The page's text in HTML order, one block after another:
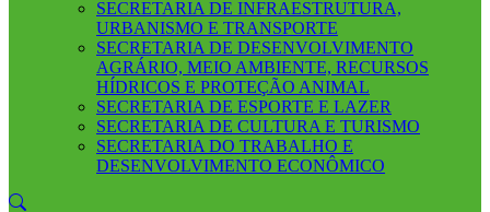
SECRETARIA DE INFRAESTRUTURA,
URBANISMO E TRANSPORTE
SECRETARIA DE DESENVOLVIMENTO
AGRÁRIO, MEIO AMBIENTE, RECURSOS
HÍDRICOS E PROTEÇÃO ANIMAL
SECRETARIA DE ESPORTE E LAZER
SECRETARIA DE CULTURA E TURISMO
SECRETARIA DO TRABALHO E
DESENVOLVIMENTO ECONÔMICO